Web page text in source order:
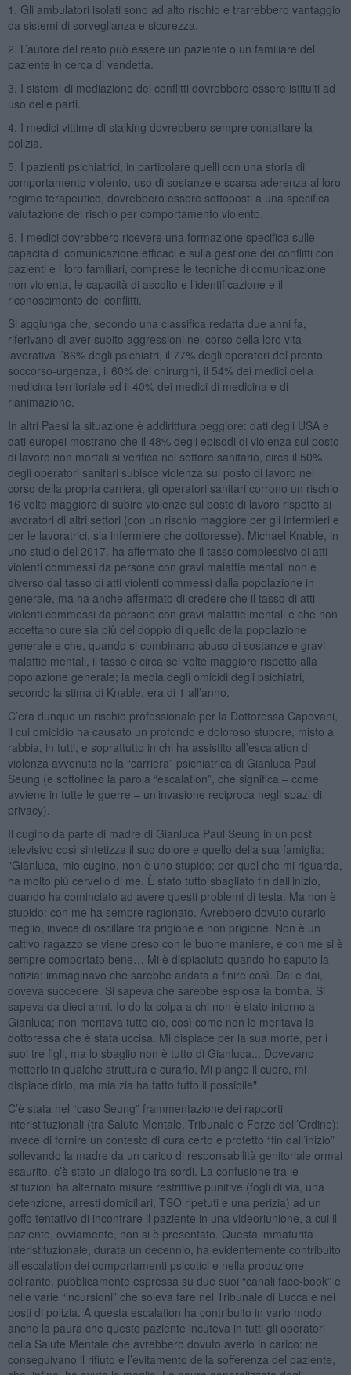
1. Gli ambulatori isolati sono ad alto rischio e trarrebbero vantaggio
da sistemi di sorveglianza e sicurezza.
2. L’autore del reato può essere un paziente o un familiare del
paziente in cerca di vendetta.
3. I sistemi di mediazione dei conflitti dovrebbero essere istituiti ad
uso delle parti.
4. I medici vittime di stalking dovrebbero sempre contattare la
polizia.
5. I pazienti psichiatrici, in particolare quelli con una storia di
comportamento violento, uso di sostanze e scarsa aderenza al loro
regime terapeutico, dovrebbero essere sottoposti a una specifica
valutazione del rischio per comportamento violento.
6. I medici dovrebbero ricevere una formazione specifica sulle
capacità di comunicazione efficaci e sulla gestione dei conflitti con i
pazienti e i loro familiari, comprese le tecniche di comunicazione
non violenta, le capacità di ascolto e l’identificazione e il
riconoscimento dei conflitti.
Si aggiunga che, secondo una classifica redatta due anni fa,
riferivano di aver subito aggressioni nel corso della loro vita
lavorativa l’86% degli psichiatri, il 77% degli operatori del pronto
soccorso-urgenza, il 60% dei chirurghi, il 54% dei medici della
medicina territoriale ed il 40% dei medici di medicina e di
rianimazione.
In altri Paesi la situazione è addirittura peggiore: dati degli USA e
dati europei mostrano che il 48% degli episodi di violenza sul posto
di lavoro non mortali si verifica nel settore sanitario, circa il 50%
degli operatori sanitari subisce violenza sul posto di lavoro nel
corso della propria carriera, gli operatori sanitari corrono un rischio
16 volte maggiore di subire violenze sul posto di lavoro rispetto ai
lavoratori di altri settori (con un rischio maggiore per gli infermieri e
per le lavoratrici, sia infermiere che dottoresse). Michael Knable, in
uno studio del 2017, ha affermato che il tasso complessivo di atti
violenti commessi da persone con gravi malattie mentali non è
diverso dal tasso di atti violenti commessi dalla popolazione in
generale, ma ha anche affermato di credere che il tasso di atti
violenti commessi da persone con gravi malattie mentali e che non
accettano cure sia più del doppio di quello della popolazione
generale e che, quando si combinano abuso di sostanze e gravi
malattie mentali, il tasso è circa sei volte maggiore rispetto alla
popolazione generale; la media degli omicidi degli psichiatri,
secondo la stima di Knable, era di 1 all’anno.
C’era dunque un rischio professionale per la Dottoressa Capovani,
il cui omicidio ha causato un profondo e doloroso stupore, misto a
rabbia, in tutti, e soprattutto in chi ha assistito all’escalation di
violenza avvenuta nella “carriera” psichiatrica di Gianluca Paul
Seung (e sottolineo la parola “escalation”, che significa – come
avviene in tutte le guerre – un’invasione reciproca negli spazi di
privacy).
Il cugino da parte di madre di Gianluca Paul Seung in un post
televisivo così sintetizza il suo dolore e quello della sua famiglia:
"Gianluca, mio cugino, non è uno stupido; per quel che mi riguarda,
ha molto più cervello di me. È stato tutto sbagliato fin dall’inizio,
quando ha cominciato ad avere questi problemi di testa. Ma non è
stupido: con me ha sempre ragionato. Avrebbero dovuto curarlo
meglio, invece di oscillare tra prigione e non prigione. Non è un
cattivo ragazzo se viene preso con le buone maniere, e con me si è
sempre comportato bene… Mi è dispiaciuto quando ho saputo la
notizia; immaginavo che sarebbe andata a finire così. Dai e dai,
doveva succedere. Si sapeva che sarebbe esplosa la bomba. Si
sapeva da dieci anni. Io do la colpa a chi non è stato intorno a
Gianluca; non meritava tutto ciò, così come non lo meritava la
dottoressa che è stata uccisa. Mi dispiace per la sua morte, per i
suoi tre figli, ma lo sbaglio non è tutto di Gianluca... Dovevano
metterlo in qualche struttura e curarlo. Mi piange il cuore, mi
dispiace dirlo, ma mia zia ha fatto tutto il possibile".
C’è stata nel “caso Seung” frammentazione dei rapporti
interistituzionali (tra Salute Mentale, Tribunale e Forze dell’Ordine):
invece di fornire un contesto di cura certo e protetto “fin dall’inizio”
sollevando la madre da un carico di responsabilità genitoriale ormai
esaurito, c’è stato un dialogo tra sordi. La confusione tra le
istituzioni ha alternato misure restrittive punitive (fogli di via, una
detenzione, arresti domiciliari, TSO ripetuti e una perizia) ad un
goffo tentativo di incontrare il paziente in una videoriunione, a cui il
paziente, ovviamente, non si è presentato. Questa immaturità
interistituzionale, durata un decennio, ha evidentemente contribuito
all’escalation dei comportamenti psicotici e nella produzione
delirante, pubblicamente espressa su due suoi “canali face-book” e
nelle varie “incursioni” che soleva fare nel Tribunale di Lucca e nei
posti di polizia. A questa escalation ha contribuito in vario modo
anche la paura che questo paziente incuteva in tutti gli operatori
della Salute Mentale che avrebbero dovuto averlo in carico: ne
conseguivano il rifiuto e l’evitamento della sofferenza del paziente,